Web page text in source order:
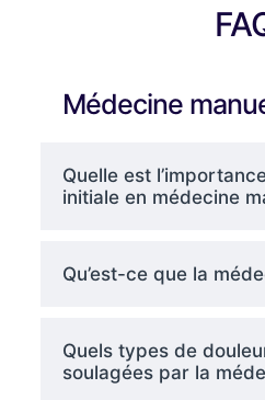
Médecine
Quelle est
initiale en médecine
Qu’est-ce que la
Quels types de
soulagées par la